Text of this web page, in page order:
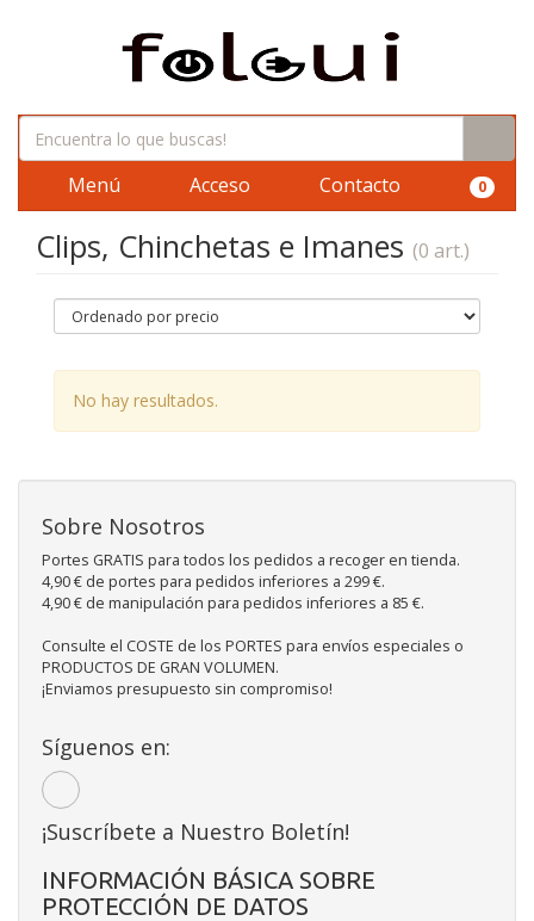
Menú Acceso Contacto 0
Clips, Chinchetas e Imanes (0 art.)
No hay resultados.
Sobre Nosotros
Portes GRATIS para todos los pedidos a recoger en tienda.
4,90 € de portes para pedidos inferiores a 299 €.
4,90 € de manipulación para pedidos inferiores a 85 €.
Consulte el COSTE de los PORTES para envíos especiales o
PRODUCTOS DE GRAN VOLUMEN.
¡Enviamos presupuesto sin compromiso!
Síguenos en:
¡Suscríbete a Nuestro Boletín!
INFORMACIÓN BÁSICA SOBRE
PROTECCIÓN DE DATOS